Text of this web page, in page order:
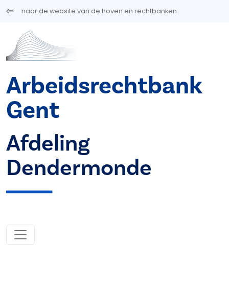
Overslaan en naar de inhoud gaan
naar de website van de hoven en rechtbanken
Arbeidsrechtbank
Gent
Afdeling
Dendermonde